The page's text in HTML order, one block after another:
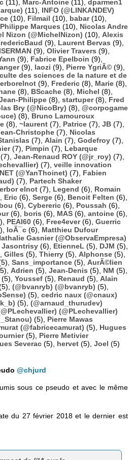
(11), Marc-Antoine (11), dparmen1
(11), INFO (@LINKANDEV)
(10), Filmail (10), babar(10),
Philippe Marques (10), Nicolas Andre
Nizon (@MichelNizon) (10), Alexis
(9), Laurent Bervas (9),
(9), Olivier Travers (9),
(9), Fabrice Epelboin (9),
(9), laozi (9), Pierre YgriÃ© (9),
des sciences de la nature et de
(9), Frederic (8), Marie (8),
(8), BScache (8), Michel (8),
Philippe (8), startuper(8), Fred
Bry (@NicoBry) (8), @corpogame
(8), Bruno Lamouroux
(8), ~laurent (7), Patrice (7), JB (7),
Christophe (7), Nicolas
(7), Alain (7), Godefroy (7),
(7), Pimpin (7), Lebarque
(7), Jean-Renaud ROY (@jr_roy) (7),
(7), veille innovation
(@YanThoinet) (7), Fabien
(7), Partech Shaker
elnot (7), Legend (6), Romain
Eric (6), Serge (6), Benoit Felten (6),
(6), Cybereric (6), Poussah (6),
(6), boris (6), MAS (6), antoine (6),
PEAI60 (6), Free4ever(6), Guerric
loÃ¯c (6), Matthieu Dufour
Gasnier (@ObservaEmpresa)
Jasontrisy (6), EtienneL (5), DJM (5),
Gilles (5), Thierry (5), Alphonse (5),
Sans_importance (5), AurÃ©lien
Adrien (5), Jean-Denis (5), NM (5),
(5), Youssef (5), Renaud (5), Alain
(@bvanryb) (@bvanryb) (5),
(5), cedric naux (@cnaux)
(5), (@arnaud_thurudev)
(@PLechevallier)
(5), Pierre Mawas
(@fabricecamurat) (5), Hugues
(5), Pierre Metivier
Severac (5), hervet (5), Joel (5)
@chjurd
sous ce pseudo et avec le même
du 27 février 2018 et le dernier est